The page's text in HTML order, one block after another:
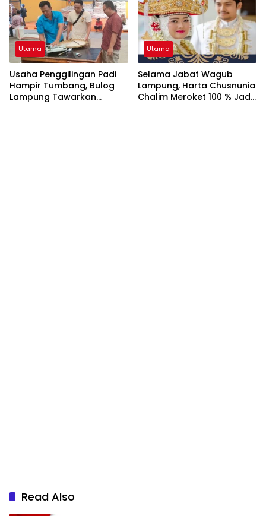
Utama
Usaha Penggilingan Padi
Hampir Tumbang, Bulog
Lampung Tawarkan
Utama
Selama Jabat Wagub
Lampung, Harta Chusnunia
Chalim Meroket 100 % Jadi
Read Also